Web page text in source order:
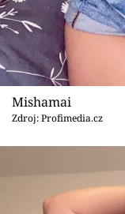
Mishamai
Zdroj: Profimedia.cz